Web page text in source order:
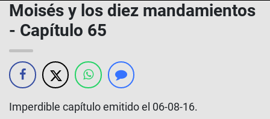
Moisés y los diez mandamientos
- Capítulo 65
Imperdible capítulo emitido el 06-08-16.